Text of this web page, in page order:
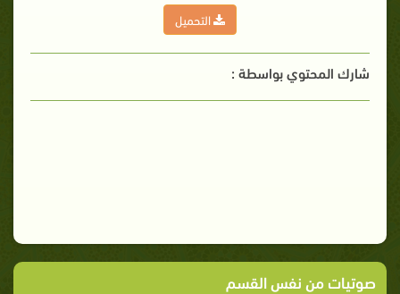
التحميل
شارك المحتوي بواسطة :
صوتيات من نفس القسم